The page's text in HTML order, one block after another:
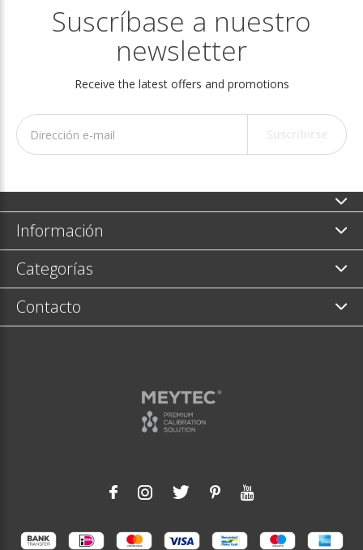
Suscríbase a nuestro
newsletter
Receive the latest offers and promotions
Información
Categorías
Contacto